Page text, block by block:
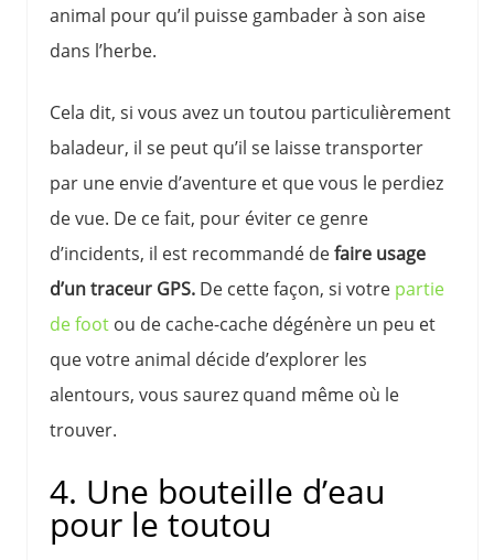
animal pour qu’il puisse gambader à son aise
dans l’herbe.
Cela dit, si vous avez un toutou particulièrement
baladeur, il se peut qu’il se laisse transporter
par une envie d’aventure et que vous le perdiez
de vue. De ce fait, pour éviter ce genre
d’incidents, il est recommandé defaire usage
d’un traceur GPS. De cette façon, si votre partie
de foot ou de cache-cache dégénère un peu et
que votre animal décide d’explorer les
alentours, vous saurez quand même où le
trouver.
4. Une bouteille d’eau
pour le toutou